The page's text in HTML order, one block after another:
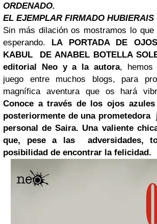
ORDENADO.
EL EJEMPLAR FIRMADO HUBIERAIS
Sin más dilación os mostramos lo que
esperando. LA PORTADA DE
KABUL DE ANABEL BOTELLA
editorial Neo y a la autora, hemos
juego entre muchos blogs, para
magnífica aventura que os hará
Conoce a través de los ojos
posteriormente de una prometedora
personal de Saira. Una valiente
que, pese a las
adversidades,
posibilidad de encontrar la felicidad.